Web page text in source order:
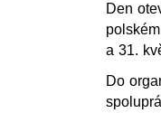
Den
a 31.
Do